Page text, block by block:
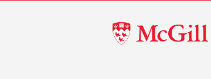
McGill
University